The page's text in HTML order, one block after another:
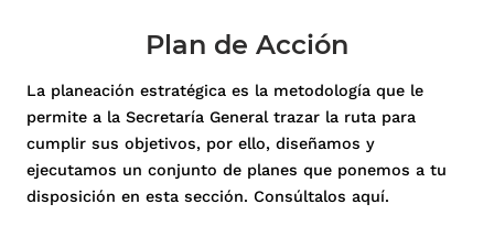
Plan de Acción
La planeación estratégica es la metodología que le
permite a la Secretaría General trazar la ruta para
cumplir sus objetivos, por ello, diseñamos y
ejecutamos un conjunto de planes que ponemos a tu
disposición en esta sección. Consúltalos aquí.